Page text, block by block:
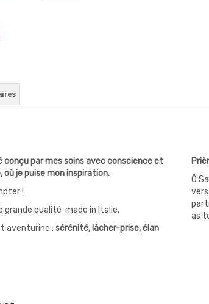
par mes soins avec conscience et
je puise mon inspiration.
!
grande qualité made in Italie.
aventurine : sérénité, lâcher-prise, élan
Ô
as